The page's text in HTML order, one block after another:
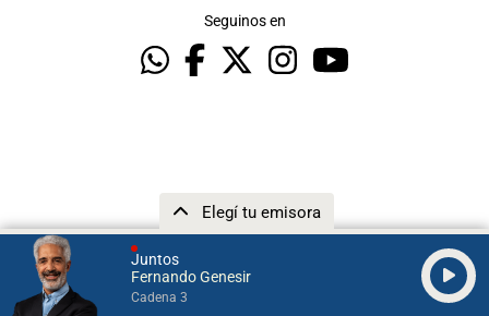
Juntos
Fernando Genesir
Cadena 3
Elegí tu emisora
Seguinos en